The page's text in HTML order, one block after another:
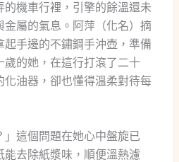
機車行裡，引擎的餘溫還未
屬的氣息。阿萍（化名）摘
手邊的不鏽鋼手沖壺，準備
的她，在這行打滾了二十
油器，卻也懂得溫柔對待每
」這個問題在她心中盤旋已
去除紙漿味，順便溫熱濾